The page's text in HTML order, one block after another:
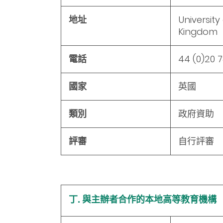
地址
Kingdom
電話 44 (0)20
國家 英國
類別 政府資助
評審 自行評審
丁. 與主辦者合作的本地高等教育機構